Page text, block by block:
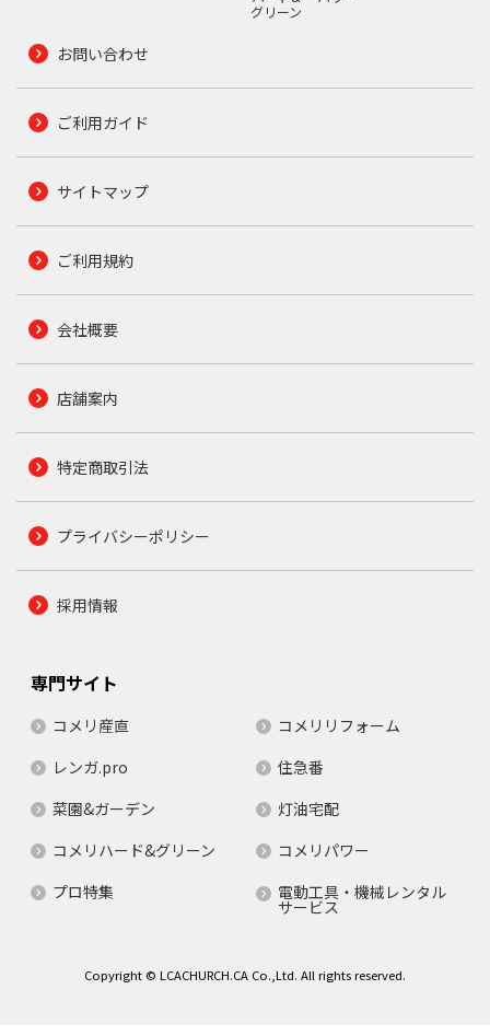
グリーン
お問い合わせ
ご利用ガイド
サイトマップ
ご利用規約
会社概要
店舗案内
特定商取引法
プライバシーポリシー
採用情報
専門サイト
コメリ産直
コメリリフォーム
レンガ.pro
住急番
菜園&ガーデン
灯油宅配
コメリハード&グリーン
コメリパワー
プロ特集
電動工具・機械レンタル
サービス
Copyright © LCACHURCH.CA Co.,Ltd. All rights reserved.